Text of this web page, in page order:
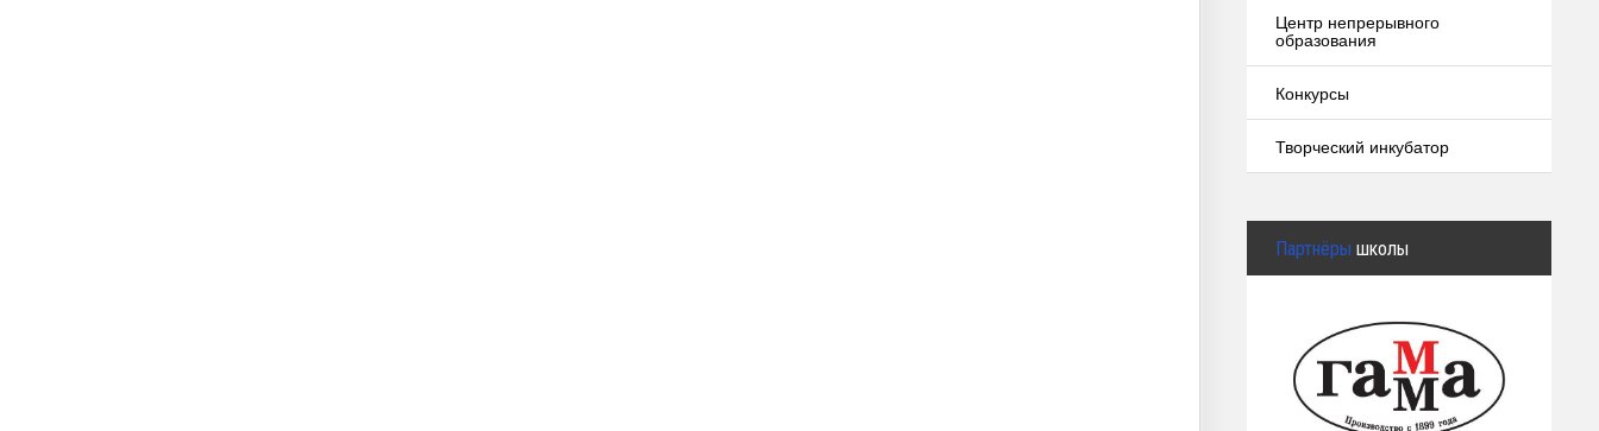
Центр непрерывного
образования
Конкурсы
Творческий инкубатор
Партнёры школы